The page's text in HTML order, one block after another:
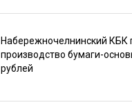
Набережночелнинский КБК
производство бумаги-
рублей